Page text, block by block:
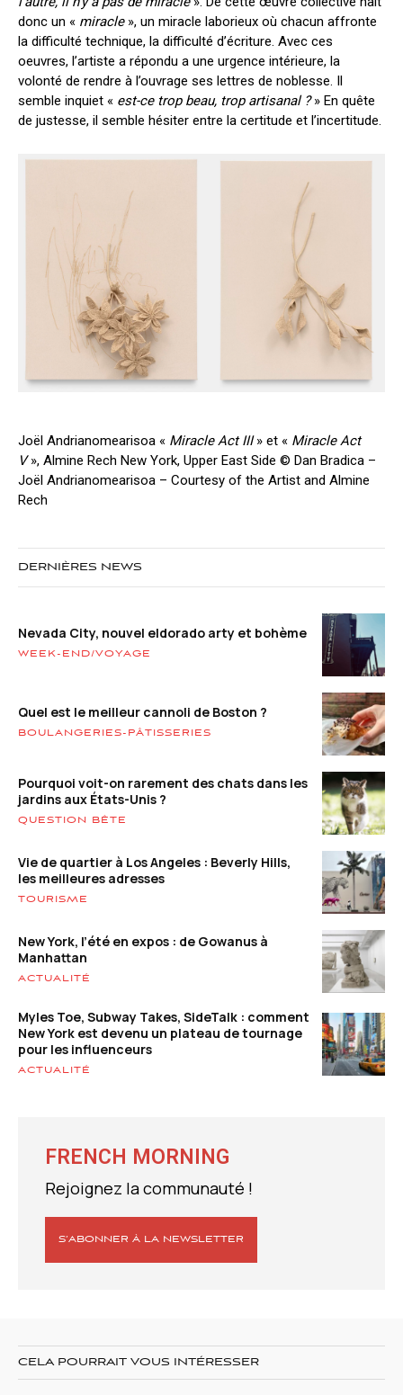
donc un « miracle», un miracle laborieux où chacun affronte
la difficulté technique, la difficulté d’écriture. Avec ces
oeuvres, l’artiste a répondu a une urgence intérieure, la
volonté de rendre à l’ouvrage ses lettres de noblesse. Il
semble inquiet « est-ce trop beau, trop artisanal ?» En quête
de justesse, il semble hésiter entre la certitude et l’incertitude.
Joël Andrianomearisoa « Miracle Act III» et « Miracle Act
V», Almine Rech New York, Upper East Side © Dan Bradica –
Joël Andrianomearisoa – Courtesy of the Artist and Almine
Rech
DERNIÈRES NEWS
Nevada City, nouvel eldorado arty et bohème
WEEK-END/VOYAGE
Quel est le meilleur cannoli de Boston ?
BOULANGERIES-PÂTISSERIES
Pourquoi voit-on rarement des chats dans les
jardins aux États-Unis ?
QUESTION BÊTE
Vie de quartier à Los Angeles : Beverly Hills,
les meilleures adresses
TOURISME
New York, l’été en expos : de Gowanus à
Manhattan
ACTUALITÉ
Myles Toe, Subway Takes, SideTalk : comment
New York est devenu un plateau de tournage
pour les influenceurs
ACTUALITÉ
FRENCH MORNING
Rejoignez la communauté !
S’ABONNER À LA NEWSLETTER
CELA POURRAIT VOUS INTÉRESSER